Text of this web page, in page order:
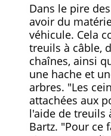
Dans le pire
avoir du
véhicule. Cela
treuils à câble,
chaînes, ainsi
une hache et
arbres. "Les
attachées aux
l'aide de treuils
Bartz. "Pour ce